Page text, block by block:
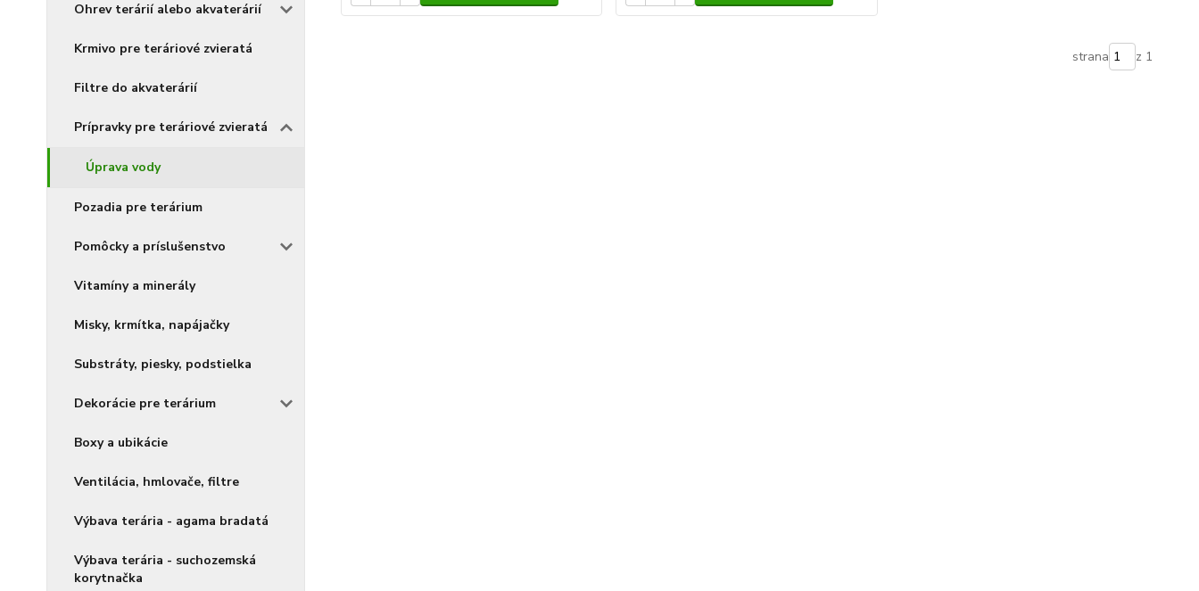
Ohrev terárií alebo akvaterárií
Krmivo pre teráriové zvieratá
Filtre do akvaterárií
Prípravky pre teráriové zvieratá
Úprava vody
Pozadia pre terárium
Pomôcky a príslušenstvo
Vitamíny a minerály
Misky, krmítka, napájačky
Substráty, piesky, podstielka
Dekorácie pre terárium
Boxy a ubikácie
Ventilácia, hmlovače, filtre
Výbava terária - agama bradatá
Výbava terária - suchozemská
korytnačka
strana z 1